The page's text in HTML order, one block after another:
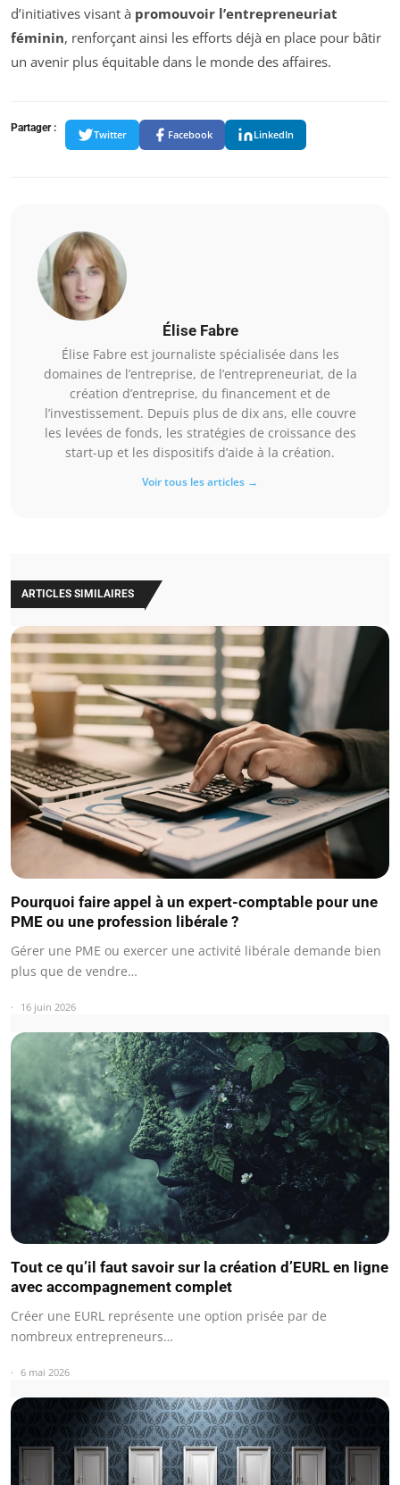
d’initiatives visant à promouvoir l’entrepreneuriat
féminin, renforçant ainsi les efforts déjà en place pour bâtir
un avenir plus équitable dans le monde des affaires.
Partager :
Twitter Facebook LinkedIn
Élise Fabre
Élise Fabre est journaliste spécialisée dans les
domaines de l’entreprise, de l’entrepreneuriat, de la
création d’entreprise, du financement et de
l’investissement. Depuis plus de dix ans, elle couvre
les levées de fonds, les stratégies de croissance des
start-up et les dispositifs d’aide à la création.
Voir tous les articles →
ARTICLES SIMILAIRES
Pourquoi faire appel à un expert-comptable pour une
PME ou une profession libérale ?
Gérer une PME ou exercer une activité libérale demande bien
plus que de vendre…
16 juin 2026
Tout ce qu’il faut savoir sur la création d’EURL en ligne
avec accompagnement complet
Créer une EURL représente une option prisée par de
nombreux entrepreneurs…
6 mai 2026